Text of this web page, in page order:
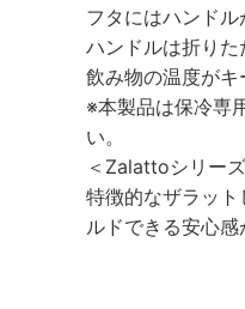
フタにはハンドル
ハンドルは折りた
飲み物の温度がキ
※本製品は保冷専
い。
＜Zalattoシリー
特徴的なザラッ
ルドできる安心感